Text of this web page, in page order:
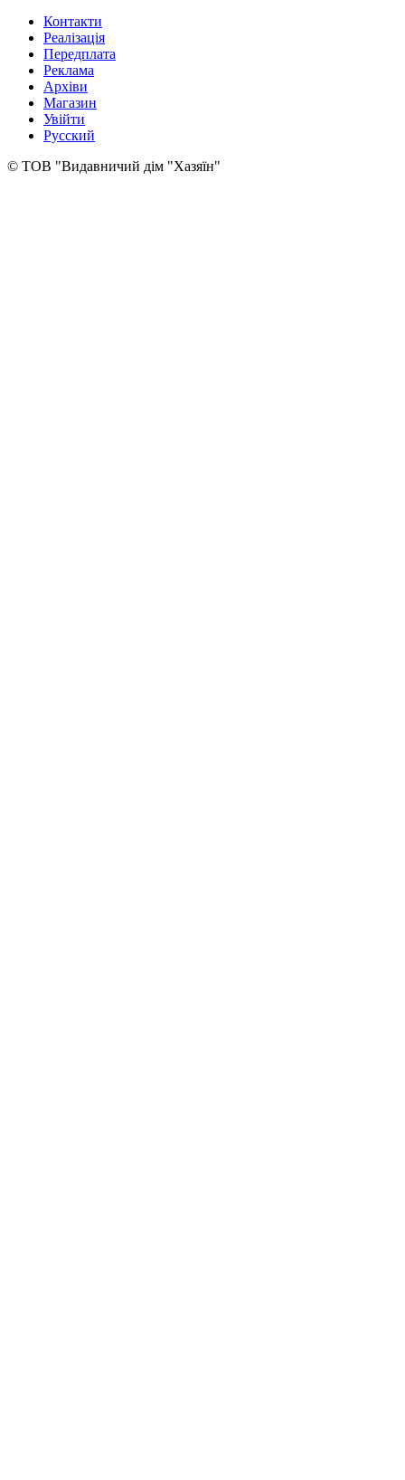
Контакти
Реалізація
Передплата
Реклама
Архіви
Магазин
Увійти
Русский
© ТОВ "Видавничий дім "Хазяїн"